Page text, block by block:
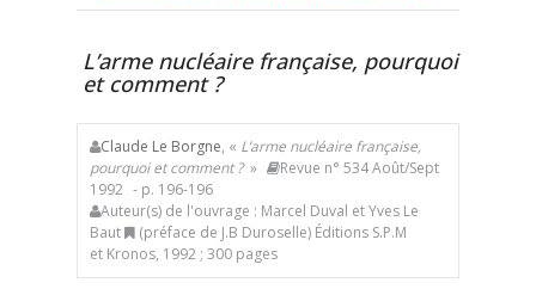
L’arme nucléaire française, pourquoi
et comment ?
Claude Le Borgne, « L’arme nucléaire française,
pourquoi et comment ?»
Revue n° 534 Août/Sept
1992 - p. 196-196
Auteur(s) de l'ouvrage : Marcel Duval et Yves Le
Baut
(préface de J.B Duroselle) Éditions S.P.M
et Kronos, 1992 ; 300 pages